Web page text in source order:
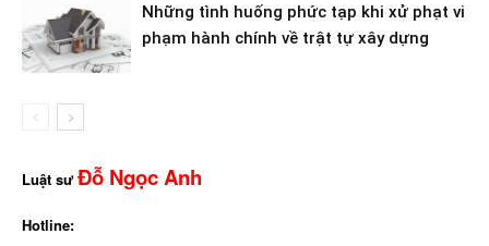
Những tình huống phức tạp khi xử phạt vi
phạm hành chính về trật tự xây dựng
Luật sưĐỗ Ngọc Anh
Hotline: